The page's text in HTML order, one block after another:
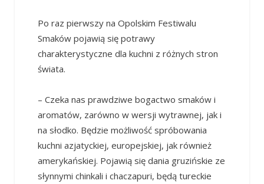
Po raz pierwszy na Opolskim Festiwalu
Smaków pojawią się potrawy
charakterystyczne dla kuchni z różnych stron
świata.
– Czeka nas prawdziwe bogactwo smaków i
aromatów, zarówno w wersji wytrawnej, jak i
na słodko. Będzie możliwość spróbowania
kuchni azjatyckiej, europejskiej, jak również
amerykańskiej. Pojawią się dania gruzińskie ze
słynnymi chinkali i chaczapuri, będą tureckie